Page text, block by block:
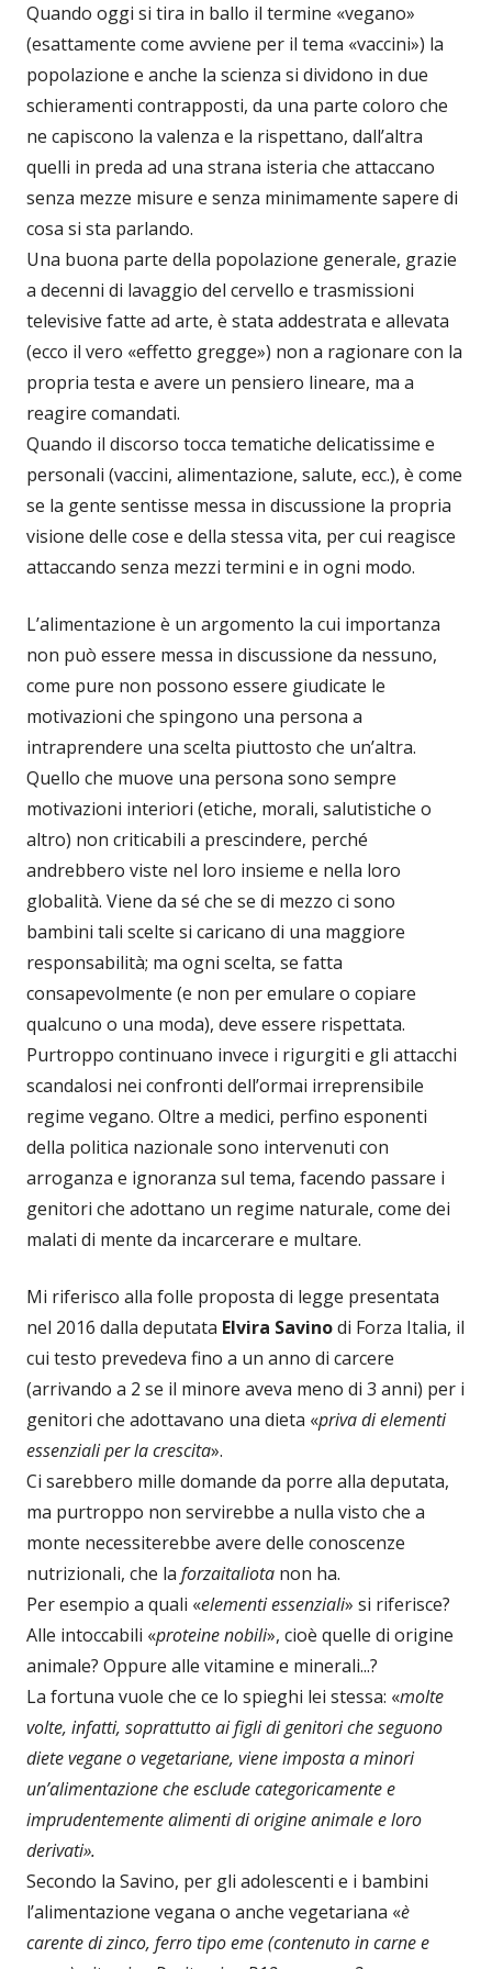
Quando oggi si tira in ballo il termine «vegano»
(esattamente come avviene per il tema «vaccini») la
popolazione e anche la scienza si dividono in due
schieramenti contrapposti, da una parte coloro che
ne capiscono la valenza e la rispettano, dall’altra
quelli in preda ad una strana isteria che attaccano
senza mezze misure e senza minimamente sapere di
cosa si sta parlando.
Una buona parte della popolazione generale, grazie
a decenni di lavaggio del cervello e trasmissioni
televisive fatte ad arte, è stata addestrata e allevata
(ecco il vero «effetto gregge») non a ragionare con la
propria testa e avere un pensiero lineare, ma a
reagire comandati.
Quando il discorso tocca tematiche delicatissime e
personali (vaccini, alimentazione, salute, ecc.), è come
se la gente sentisse messa in discussione la propria
visione delle cose e della stessa vita, per cui reagisce
attaccando senza mezzi termini e in ogni modo.
L’alimentazione è un argomento la cui importanza
non può essere messa in discussione da nessuno,
come pure non possono essere giudicate le
motivazioni che spingono una persona a
intraprendere una scelta piuttosto che un’altra.
Quello che muove una persona sono sempre
motivazioni interiori (etiche, morali, salutistiche o
altro) non criticabili a prescindere, perché
andrebbero viste nel loro insieme e nella loro
globalità. Viene da sé che se di mezzo ci sono
bambini tali scelte si caricano di una maggiore
responsabilità; ma ogni scelta, se fatta
consapevolmente (e non per emulare o copiare
qualcuno o una moda), deve essere rispettata.
Purtroppo continuano invece i rigurgiti e gli attacchi
scandalosi nei confronti dell’ormai irreprensibile
regime vegano. Oltre a medici, perfino esponenti
della politica nazionale sono intervenuti con
arroganza e ignoranza sul tema, facendo passare i
genitori che adottano un regime naturale, come dei
malati di mente da incarcerare e multare.
Mi riferisco alla folle proposta di legge presentata
nel 2016 dalla deputata Elvira Savinodi Forza Italia, il
cui testo prevedeva fino a un anno di carcere
(arrivando a 2 se il minore aveva meno di 3 anni) per i
genitori che adottavano una dieta «priva di elementi
essenziali per la crescita».
Ci sarebbero mille domande da porre alla deputata,
ma purtroppo non servirebbe a nulla visto che a
monte necessiterebbe avere delle conoscenze
nutrizionali, che la forzaitaliota non ha.
Per esempio a quali «elementi essenziali» si riferisce?
Alle intoccabili «proteine nobili», cioè quelle di origine
animale? Oppure alle vitamine e minerali...?
La fortuna vuole che ce lo spieghi lei stessa: «molte
volte, infatti, soprattutto ai figli di genitori che seguono
diete vegane o vegetariane, viene imposta a minori
un’alimentazione che esclude categoricamente e
imprudentemente alimenti di origine animale e loro
derivati».
Secondo la Savino, per gli adolescenti e i bambini
l’alimentazione vegana o anche vegetariana «è
carente di zinco, ferro tipo eme (contenuto in carne e